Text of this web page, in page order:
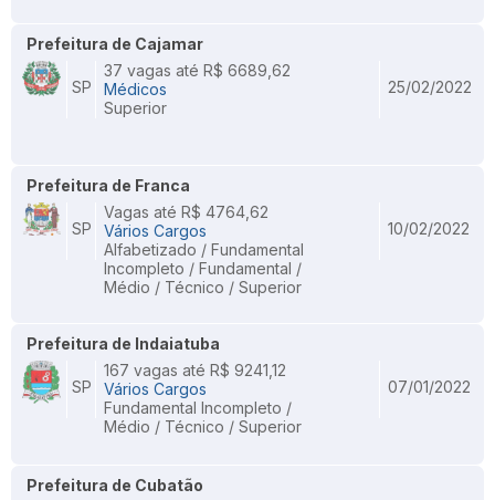
Prefeitura de Cajamar
SP
37 vagas até R$ 6689,62
Médicos
Superior
25/02/2022
Prefeitura de Franca
SP
Vagas até R$ 4764,62
Vários Cargos
Alfabetizado / Fundamental
Incompleto / Fundamental /
Médio / Técnico / Superior
10/02/2022
Prefeitura de Indaiatuba
SP
167 vagas até R$ 9241,12
Vários Cargos
Fundamental Incompleto /
Médio / Técnico / Superior
07/01/2022
Prefeitura de Cubatão